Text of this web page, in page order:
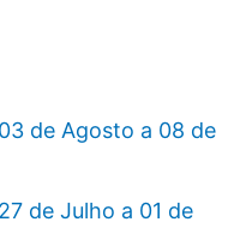
de Agosto a 08 de
de Julho a 01 de